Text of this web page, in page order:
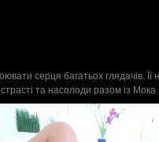
серця багатьох
та насолоди разом із